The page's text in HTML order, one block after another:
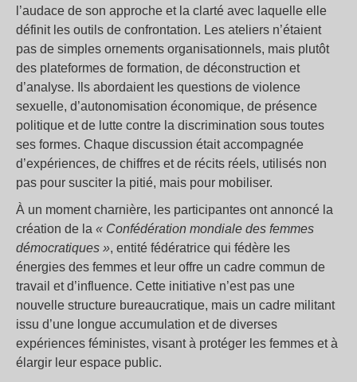
l’audace de son approche et la clarté avec laquelle elle
définit les outils de confrontation. Les ateliers n’étaient
pas de simples ornements organisationnels, mais plutôt
des plateformes de formation, de déconstruction et
d’analyse. Ils abordaient les questions de violence
sexuelle, d’autonomisation économique, de présence
politique et de lutte contre la discrimination sous toutes
ses formes. Chaque discussion était accompagnée
d’expériences, de chiffres et de récits réels, utilisés non
pas pour susciter la pitié, mais pour mobiliser.
À un moment charnière, les participantes ont annoncé la
création de la « Confédération mondiale des femmes
démocratiques », entité fédératrice qui fédère les
énergies des femmes et leur offre un cadre commun de
travail et d’influence. Cette initiative n’est pas une
nouvelle structure bureaucratique, mais un cadre militant
issu d’une longue accumulation et de diverses
expériences féministes, visant à protéger les femmes et à
élargir leur espace public.